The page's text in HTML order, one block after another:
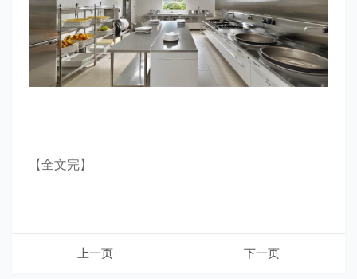
【全文完】
上一页 下一页